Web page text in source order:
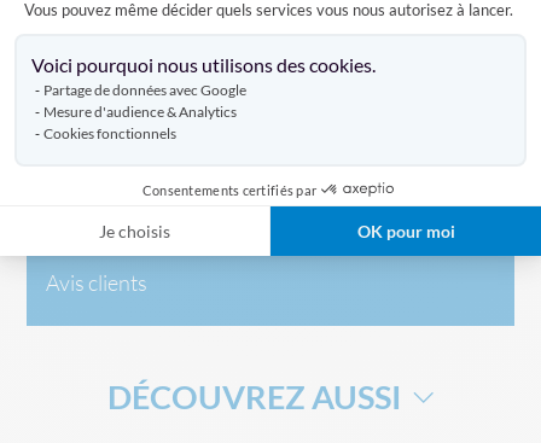
Vous pouvez même décider quels services vous nous autorisez à lancer.
Voici pourquoi nous utilisons des cookies.
Partage de données avec Google
Mesure d'audience & Analytics
Cookies fonctionnels
Consentements certifiés par
Je choisis OK pour moi
hampe de votre drapeau.
Caractéristiques
Avis clients
DÉCOUVREZ AUSSI